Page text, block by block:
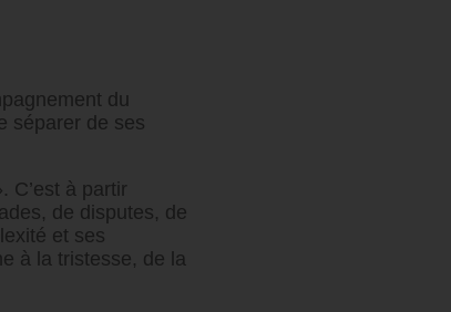
du
séparer de ses
C’est à partir
de disputes, de
et ses
à la tristesse, de la